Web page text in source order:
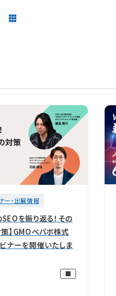
ー・出展情報
を振り返る！その
】GMOペパボ株式
ナーを開催いたしま